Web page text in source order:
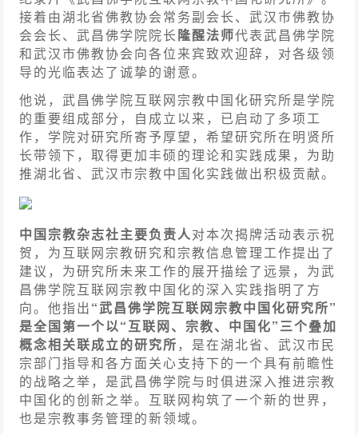
接着由湖北省佛教协会常务副会长、武汉市佛教协
会会长、武昌佛学院院长隆醒法师代表武昌佛学院
和武汉市佛教协会向各位来宾致欢迎辞，对各级领
导的光临表达了诚挚的谢意。
他说，武昌佛学院互联网宗教中国化研究所是学院
的重要组成部分，自成立以来，已启动了多项工
作，学院对研究所寄予厚望，希望研究所在明贤所
长带领下，取得更加丰硕的理论和实践成果，为助
推湖北省、武汉市宗教中国化实践做出积极贡献。
中国宗教杂志社主要负责人对本次揭牌活动表示祝
贺，为互联网宗教研究和宗教信息管理工作提出了
建议，为研究所未来工作的展开描绘了远景，为武
昌佛学院互联网宗教中国化的深入实践指明了方
向。他指出“武昌佛学院互联网宗教中国化研究所”
是全国第一个以“互联网、宗教、中国化”三个叠加
概念相关联成立的研究所 ，是在湖北省、武汉市民
宗部门指导和各方面关心支持下的一个具有前瞻性
的战略之举，是武昌佛学院与时俱进深入推进宗教
中国化的创新之举。互联网构筑了一个新的世界，
也是宗教事务管理的新领域。